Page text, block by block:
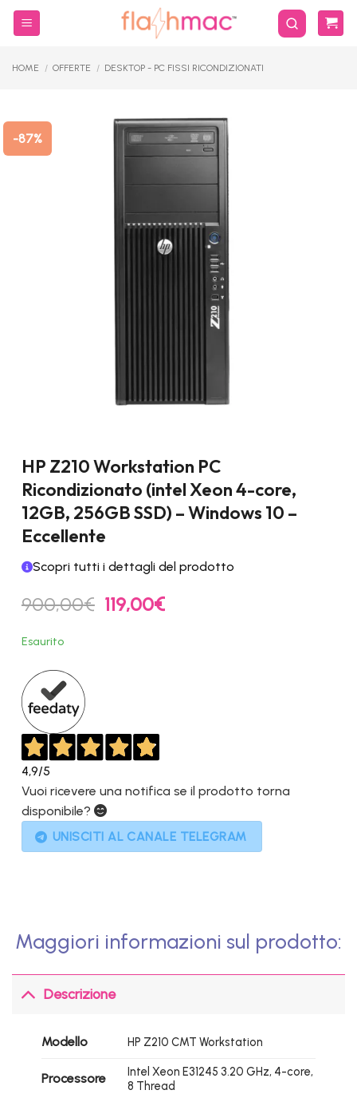
Salta
HOME / OFFERTE / DESKTOP - PC FISSI RICONDIZIONATI
-87%
HP Z210 Workstation PC
Ricondizionato (intel Xeon 4-core,
12GB, 256GB SSD) – Windows 10 –
Eccellente
Scopri tutti i dettagli del prodotto
900,00€ Il
prezzo
119,00€Il
Esaurito
4,9/5
Vuoi ricevere una notifica se il prodotto torna
disponibile?
UNISCITI AL CANALE TELEGRAM
Maggiori informazioni sul prodotto:
Descrizione
Modello HP Z210 CMT Workstation
Processore
Intel Xeon E31245 3.20 GHz, 4-core,
8 Thread